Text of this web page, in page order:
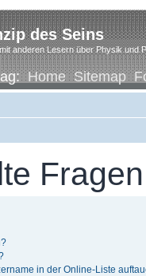
des Seins
anderen Lesern über Physik und
Home Sitemap
Fragen
in der Online-Liste